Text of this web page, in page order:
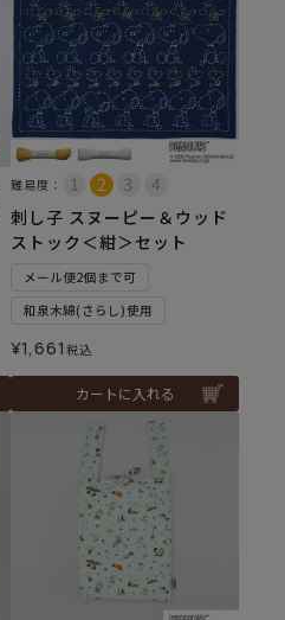
難易度：
刺し子 スヌーピー＆ウッド
ストック＜紺＞セット
メール便2個まで可
和泉木綿(さらし)使用
¥1,661 税込
カートに入れる